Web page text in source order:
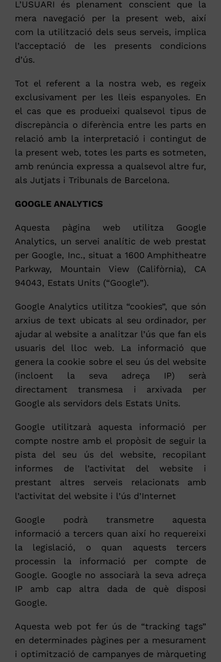
L’USUARI és plenament conscient que la
mera navegació per la present web, així
com la utilització dels seus serveis, implica
l’acceptació de les presents condicions
d’ús.
Tot el referent a la nostra web, es regeix
exclusivament per les lleis espanyoles. En
el cas que es produeixi qualsevol tipus de
discrepància o diferència entre les parts en
relació amb la interpretació i contingut de
la present web, totes les parts es sotmeten,
amb renúncia expressa a qualsevol altre fur,
als Jutjats i Tribunals de Barcelona.
GOOGLE ANALYTICS
Aquesta pàgina web utilitza Google
Analytics, un servei analític de web prestat
per Google, Inc., situat a 1600 Amphitheatre
Parkway, Mountain View (Califòrnia), CA
94043, Estats Units (“Google”).
Google Analytics utilitza “cookies”, que són
arxius de text ubicats al seu ordinador, per
ajudar al website a analitzar l’ús que fan els
usuaris del lloc web. La informació que
genera la cookie sobre el seu ús del website
(incloent la seva adreça IP) serà
directament transmesa i arxivada per
Google als servidors dels Estats Units.
Google utilitzarà aquesta informació per
compte nostre amb el propòsit de seguir la
pista del seu ús del website, recopilant
informes de l’activitat del website i
prestant altres serveis relacionats amb
l’activitat del website i l’ús d’Internet
Google podrà transmetre aquesta
informació a tercers quan així ho requereixi
la legislació, o quan aquests tercers
processin la informació per compte de
Google. Google no associarà la seva adreça
IP amb cap altra dada de què disposi
Google.
Aquesta web pot fer ús de “tracking tags”
en determinades pàgines per a mesurament
i optimització de campanyes de màrqueting